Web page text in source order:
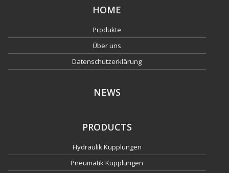
HOME
Produkte
Über uns
Datenschutzerklärung
NEWS
PRODUCTS
Hydraulik Kupplungen
Pneumatik Kupplungen